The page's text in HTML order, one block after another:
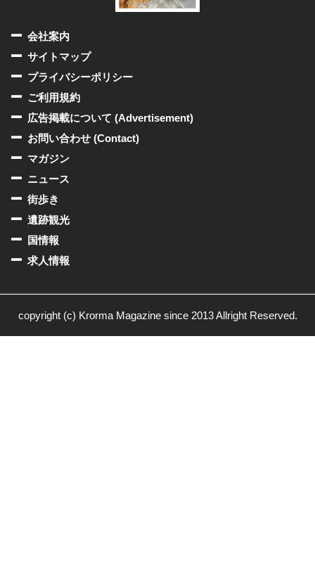
会社案内
サイトマップ
プライバシーポリシー
ご利用規約
広告掲載について (Advertisement)
お問い合わせ (Contact)
マガジン
ニュース
街歩き
遺跡観光
国情報
求人情報
copyright (c) Krorma Magazine since 2013 Allright Reserved.